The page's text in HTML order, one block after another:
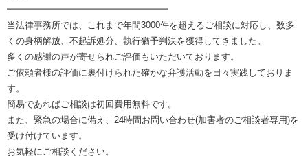
━━━━━━━━━━━━━━━━━━
当法律事務所では、これまで年間3000件を超えるご相談に対応し、数多
くの身柄解放、不起訴処分、執行猶予判決を獲得してきました。
多くの感謝の声が寄せられご評価もいただいております。
ご依頼者様の評価に裏付けられた確かな弁護活動を日々実践しておりま
す。
簡易であればご相談は初回費用無料です。
また、緊急の場合に備え、24時間お問い合わせ(加害者のご相談者専用)を
受け付けています。
お気軽にご相談ください。